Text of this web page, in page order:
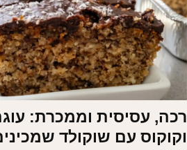
רכה, עסיסית וממכרת:
וקוקוס עם שוקולד